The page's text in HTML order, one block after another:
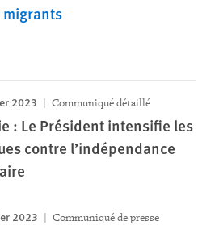
migrants
2023 Communiqué détaillé
: Le Président intensifie les
contre l’indépendance
2023 Communiqué de presse